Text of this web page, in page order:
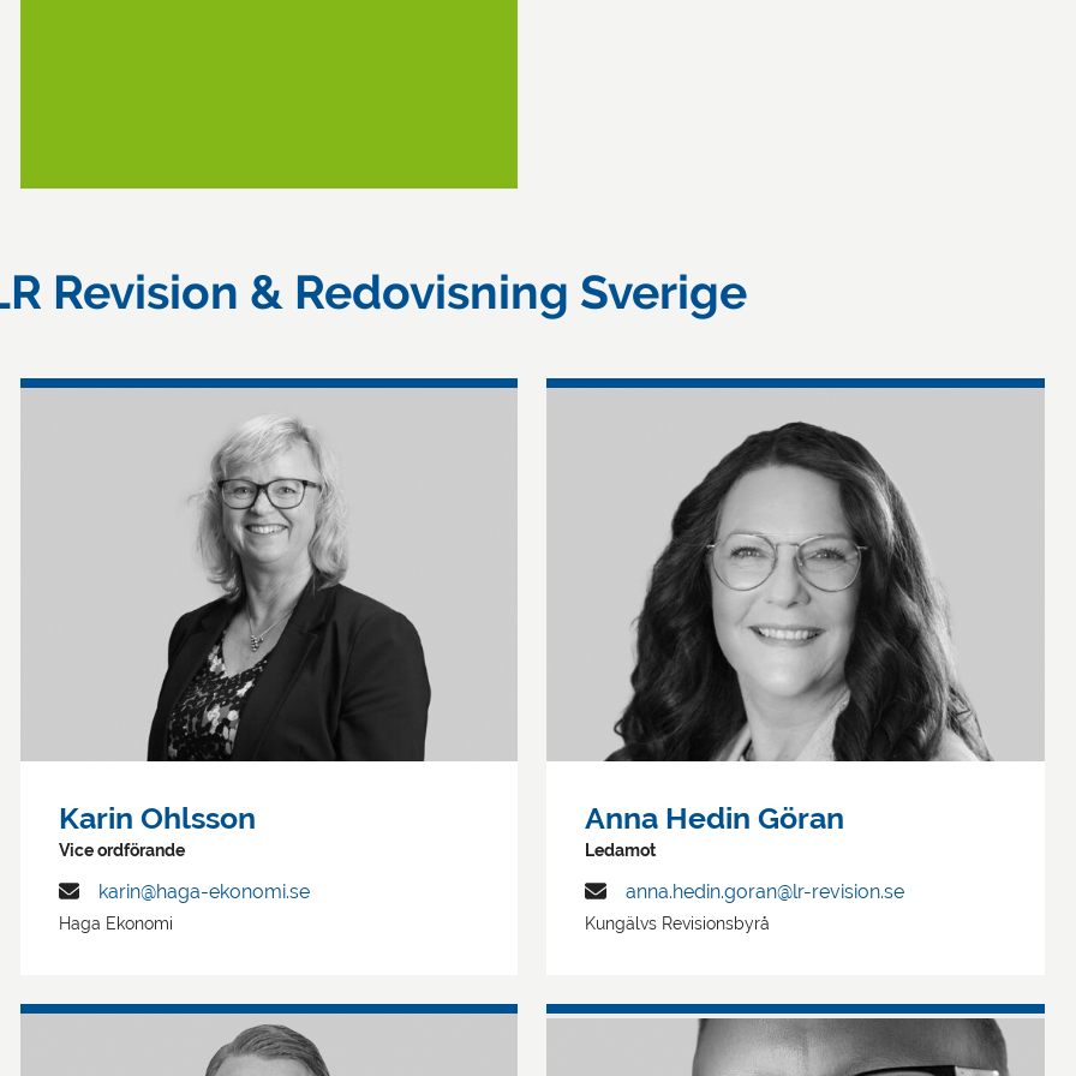
Revision & Redovisning Sverige
Karin Ohlsson
Vice ordförande
karin@haga-ekonomi.se
Haga Ekonomi
Anna Hedin Göran
Ledamot
anna.hedin.goran@lr-revision.se
Kungälvs Revisionsbyrå